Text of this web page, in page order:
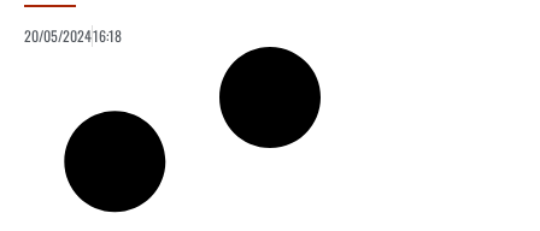
20/05/202416:18